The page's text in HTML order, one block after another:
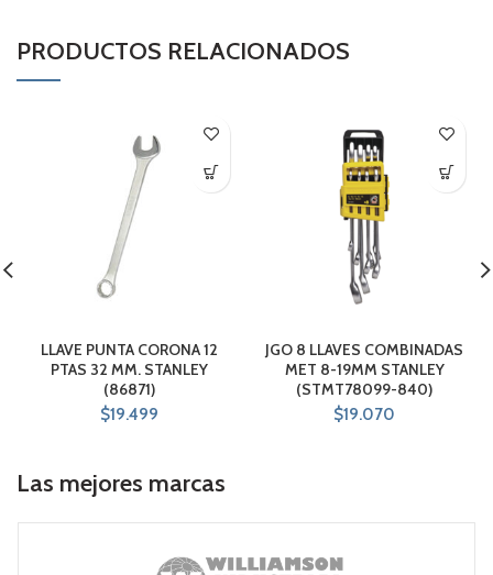
PRODUCTOS RELACIONADOS
LLAVE PUNTA CORONA 12
PTAS 32 MM. STANLEY
(86871)
$19.499
JGO 8 LLAVES COMBINADAS
MET 8-19MM STANLEY
(STMT78099-840)
$19.070
Las mejores marcas